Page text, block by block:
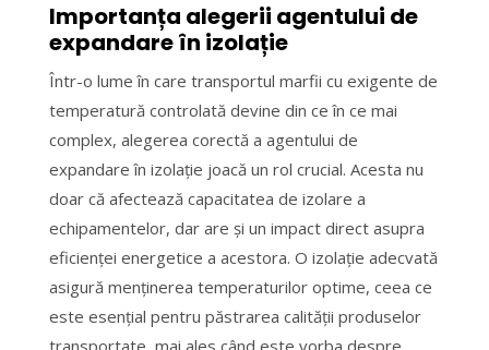
Importanța alegerii agentului de
expandare în izolație
Într-o lume în care transportul marfii cu exigente de
temperatură controlată devine din ce în ce mai
complex, alegerea corectă a agentului de
expandare în izolație joacă un rol crucial. Acesta nu
doar că afectează capacitatea de izolare a
echipamentelor, dar are și un impact direct asupra
eficienței energetice a acestora. O izolație adecvată
asigură menținerea temperaturilor optime, ceea ce
este esențial pentru păstrarea calității produselor